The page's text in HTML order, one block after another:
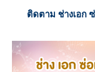
ติดตาม ช่างเอก